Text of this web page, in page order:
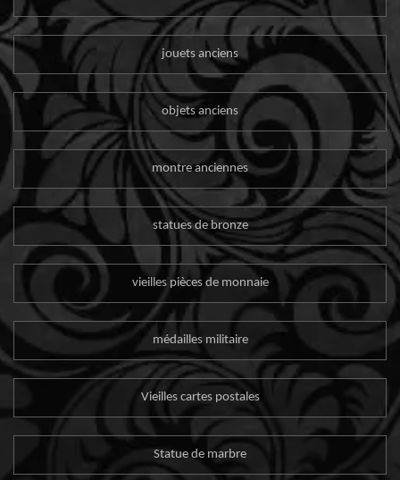
jouets anciens
objets anciens
montre anciennes
statues de bronze
vieilles pièces de monnaie
médailles militaire
Vieilles cartes postales
Statue de marbre